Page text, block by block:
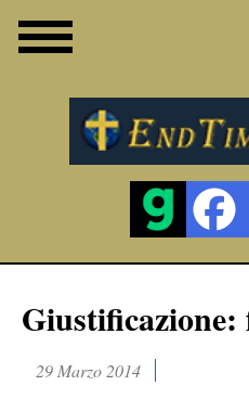
Giustificazione:
29 Marzo 2014